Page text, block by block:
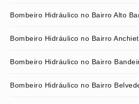
Bombeiro Hidráulico no Bairro Alto
Bombeiro Hidráulico no Bairro
Bombeiro Hidráulico no Bairro
Bombeiro Hidráulico no Bairro